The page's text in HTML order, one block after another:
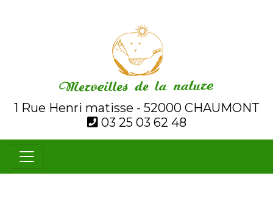
1 Rue Henri matisse - 52000 CHAUMONT
03 25 03 62 48